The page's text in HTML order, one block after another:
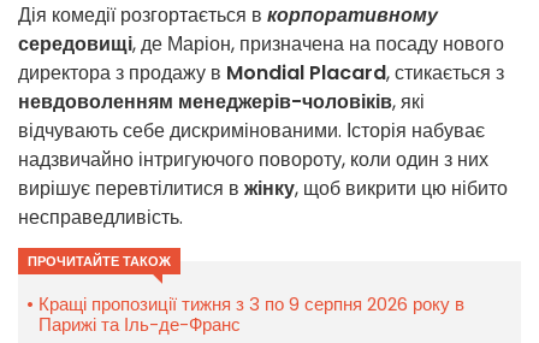
Дія комедії розгортається в корпоративному
середовищі, де Маріон, призначена на посаду нового
директора з продажу в Mondial Placard, стикається з
невдоволенням менеджерів-чоловіків, які
відчувають себе дискримінованими. Історія набуває
надзвичайно інтригуючого повороту, коли один з них
вирішує перевтілитися в жінку, щоб викрити цю нібито
несправедливість.
ПРОЧИТАЙТЕ ТАКОЖ
Кращі пропозиції тижня з 3 по 9 серпня 2026 року в
Парижі та Іль-де-Франс